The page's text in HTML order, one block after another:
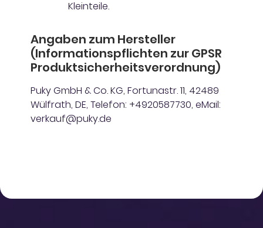
Kleinteile.
Angaben zum Hersteller
(Informationspflichten zur GPSR
Produktsicherheitsverordnung)
Puky GmbH & Co. KG, Fortunastr. 11, 42489
Wülfrath, DE, Telefon: +4920587730, eMail:
verkauf@puky.de